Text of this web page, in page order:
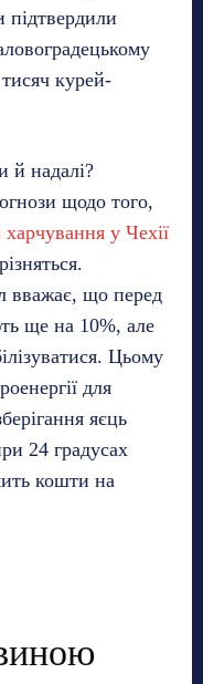
курей-
й надалі?
щодо того,
у Чехії
вважає, що перед
ще на 10%, але
Цьому
для
яєць
24 градусах
кошти на